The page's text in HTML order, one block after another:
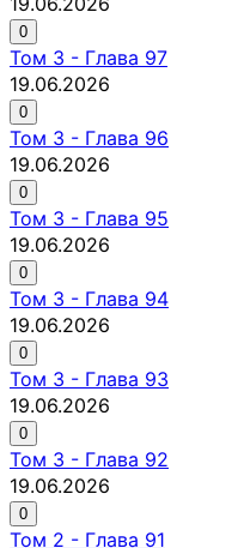
0
Том 3 - Глава 97
19.06.2026
0
Том 3 - Глава 96
19.06.2026
0
Том 3 - Глава 95
19.06.2026
0
Том 3 - Глава 94
19.06.2026
0
Том 3 - Глава 93
19.06.2026
0
Том 3 - Глава 92
19.06.2026
0
Том 2 - Глава 91